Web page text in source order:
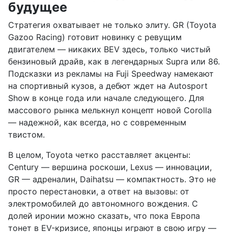
будущее
Стратегия охватывает не только элиту. GR (Toyota
Gazoo Racing) готовит новинку с ревущим
двигателем — никаких BEV здесь, только чистый
бензиновый драйв, как в легендарных Supra или 86.
Подсказки из рекламы на Fuji Speedway намекают
на спортивный кузов, а дебют ждет на Autosport
Show в конце года или начале следующего. Для
массового рынка мелькнул концепт новой Corolla
— надежной, как всегда, но с современным
твистом.
В целом, Toyota четко расставляет акценты:
Century — вершина роскоши, Lexus — инновации,
GR — адреналин, Daihatsu — компактность. Это не
просто перестановки, а ответ на вызовы: от
электромобилей до автономного вождения. С
долей иронии можно сказать, что пока Европа
тонет в EV-кризисе, японцы играют в свою игру —